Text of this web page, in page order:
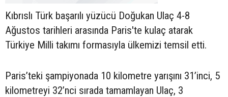
Kıbrıslı Türk başarılı yüzücü Doğukan Ulaç 4-8
Ağustos tarihleri arasında Paris'te kulaç atarak
Türkiye Milli takımı formasıyla ülkemizi temsil etti.
Paris’teki şampiyonada 10 kilometre yarışını 31’inci, 5
kilometreyi 32’nci sırada tamamlayan Ulaç, 3